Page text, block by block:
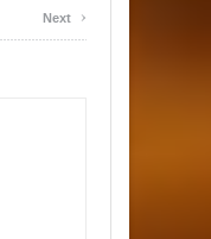
Next ›